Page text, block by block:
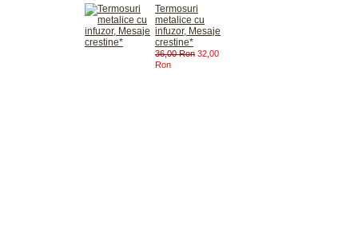
Termosuri
metalice cu
infuzor, Mesaje
crestine*
36,00 Ron 32,00
Ron